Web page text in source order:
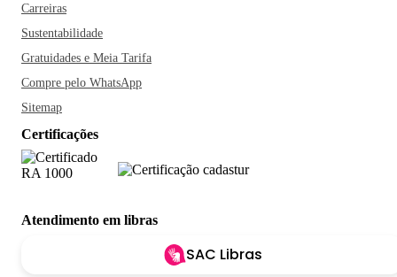
Carreiras
Sustentabilidade
Gratuidades e Meia Tarifa
Compre pelo WhatsApp
Sitemap
Certificações
Atendimento em libras
SAC Libras